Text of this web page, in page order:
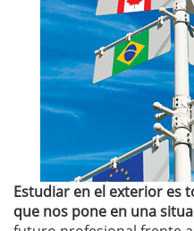
Estudiar en el exterior es
que nos pone en una